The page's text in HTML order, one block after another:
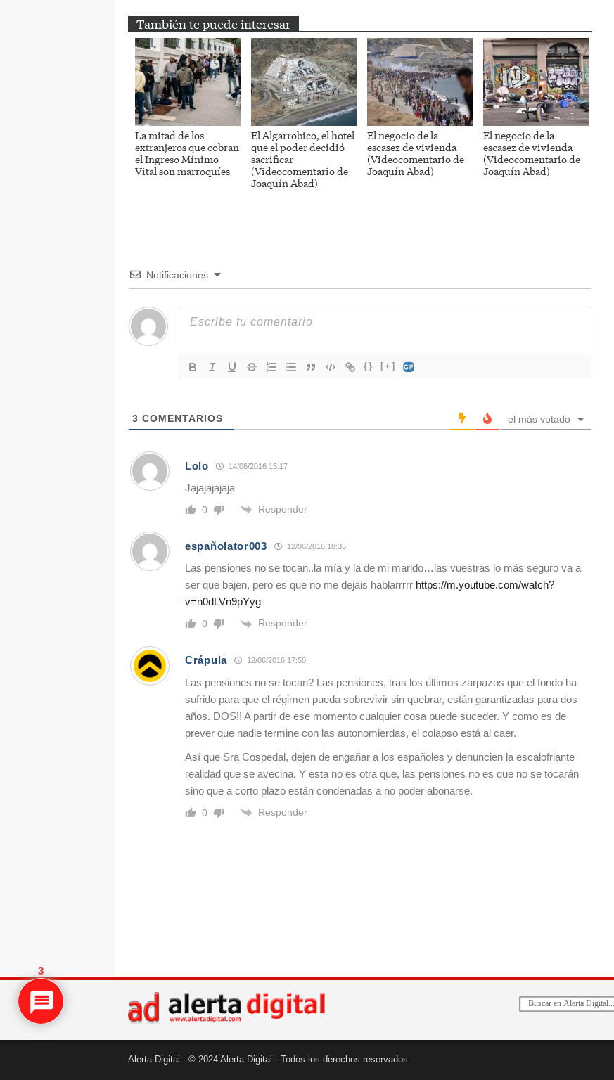
También te puede interesar
La mitad de los
extranjeros que cobran
el Ingreso Mínimo
Vital son marroquíes
El Algarrobico, el hotel
que el poder decidió
sacrificar
(Videocomentario de
Joaquín Abad)
El negocio de la
escasez de vivienda
(Videocomentario de
Joaquín Abad)
El negocio de la
escasez de vivienda
(Videocomentario de
Joaquín Abad)
Notificaciones
{} [+]
3 COMENTARIOS el más votado
Lolo 14/06/2016 15:17
Jajajajajaja
0 Responder
españolator003 12/06/2016 18:35
Las pensiones no se tocan..la mía y la de mi marido…las vuestras lo más seguro va a
ser que bajen, pero es que no me dejáis hablarrrrr https://m.youtube.com/watch?
v=n0dLVn9pYyg
0 Responder
Crápula 12/06/2016 17:50
Las pensiones no se tocan? Las pensiones, tras los últimos zarpazos que el fondo ha
sufrido para que el régimen pueda sobrevivir sin quebrar, están garantizadas para dos
años. DOS!! A partir de ese momento cualquier cosa puede suceder. Y como es de
prever que nadie termine con las autonomierdas, el colapso está al caer.
Así que Sra Cospedal, dejen de engañar a los españoles y denuncien la escalofriante
realidad que se avecina. Y esta no es otra que, las pensiones no es que no se tocarán
sino que a corto plazo están condenadas a no poder abonarse.
0 Responder
Alerta Digital - © 2024 Alerta Digital - Todos los derechos reservados.
3